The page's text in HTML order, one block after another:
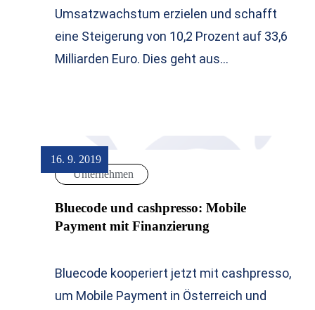
Umsatzwachstum erzielen und schafft
eine Steigerung von 10,2 Prozent auf 33,6
Milliarden Euro. Dies geht aus…
16. 9. 2019
Unternehmen
Bluecode und cashpresso: Mobile
Payment mit Finanzierung
Bluecode kooperiert jetzt mit cashpresso,
um Mobile Payment in Österreich und